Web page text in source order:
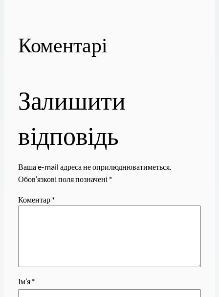
Коментарі
Залишити
відповідь
Ваша e-mail адреса не оприлюднюватиметься.
Обов’язкові поля позначені *
Коментар *
Ім’я *